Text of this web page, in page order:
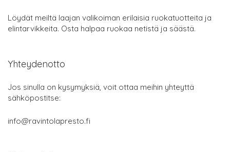
Löydät meiltä laajan valikoiman erilaisia ruokatuotteita ja
elintarvikkeita. Osta halpaa ruokaa netistä ja säästä.
Yhteydenotto
Jos sinulla on kysymyksiä, voit ottaa meihin yhteyttä
sähköpostitse:
info@ravintolapresto.fi